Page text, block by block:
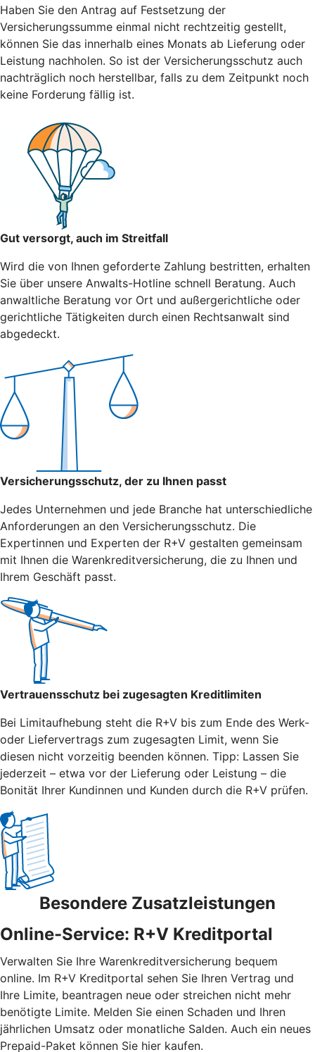
Haben Sie den Antrag auf Festsetzung der
Versicherungssumme einmal nicht rechtzeitig gestellt,
können Sie das innerhalb eines Monats ab Lieferung oder
Leistung nachholen. So ist der Versicherungsschutz auch
nachträglich noch herstellbar, falls zu dem Zeitpunkt noch
keine Forderung fällig ist.
Gut versorgt, auch im Streitfall
Wird die von Ihnen geforderte Zahlung bestritten, erhalten
Sie über unsere Anwalts-Hotline schnell Beratung. Auch
anwaltliche Beratung vor Ort und außergerichtliche oder
gerichtliche Tätigkeiten durch einen Rechtsanwalt sind
abgedeckt.
Versicherungsschutz, der zu Ihnen passt
Jedes Unternehmen und jede Branche hat unterschiedliche
Anforderungen an den Versicherungsschutz. Die
Expertinnen und Experten der R+V gestalten gemeinsam
mit Ihnen die Warenkreditversicherung, die zu Ihnen und
Ihrem Geschäft passt.
Vertrauensschutz bei zugesagten Kreditlimiten
Bei Limitaufhebung steht die R+V bis zum Ende des Werk-
oder Liefervertrags zum zugesagten Limit, wenn Sie
diesen nicht vorzeitig beenden können. Tipp: Lassen Sie
jederzeit – etwa vor der Lieferung oder Leistung – die
Bonität Ihrer Kundinnen und Kunden durch die R+V prüfen.
Besondere Zusatzleistungen
Online-Service: R+V Kreditportal
Verwalten Sie Ihre Warenkreditversicherung bequem
online. Im R+V Kreditportal sehen Sie Ihren Vertrag und
Ihre Limite, beantragen neue oder streichen nicht mehr
benötigte Limite. Melden Sie einen Schaden und Ihren
jährlichen Umsatz oder monatliche Salden. Auch ein neues
Prepaid-Paket können Sie hier kaufen.